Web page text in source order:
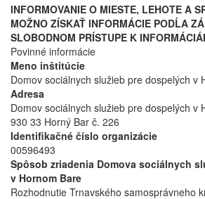
INFORMOVANIE O MIESTE, LEHOTE A
MOŽNO ZÍSKAŤ INFORMÁCIE PODĹA
SLOBODNOM PRÍSTUPE K
Povinné informácie
Meno inštitúcie
Domov sociálnych služieb pre dospelých v
Adresa
Domov sociálnych služieb pre dospelých v
930 33 Horný Bar č. 226
Identifikačné číslo organizácie
00596493
Spôsob zriadenia Domova sociálnych
v Hornom Bare
Rozhodnutie Trnavského samosprávneho